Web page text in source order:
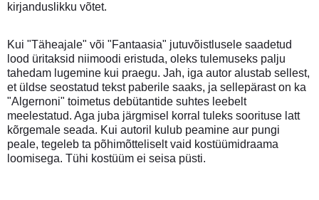
kirjanduslikku võtet.
Kui "Täheajale" või "Fantaasia" jutuvõistlusele saadetud
lood üritaksid niimoodi eristuda, oleks tulemuseks palju
tahedam lugemine kui praegu. Jah, iga autor alustab sellest,
et üldse seostatud tekst paberile saaks, ja sellepärast on ka
"Algernoni" toimetus debütantide suhtes leebelt
meelestatud. Aga juba järgmisel korral tuleks soorituse latt
kõrgemale seada. Kui autoril kulub peamine aur pungi
peale, tegeleb ta põhimõtteliselt vaid kostüümidraama
loomisega. Tühi kostüüm ei seisa püsti.